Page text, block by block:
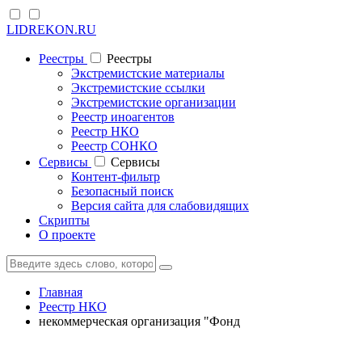
LIDREKON.RU
Реестры
Реестры
Экстремистские материалы
Экстремистские ссылки
Экстремистские организации
Реестр иноагентов
Реестр НКО
Реестр СОНКО
Cервисы
Cервисы
Контент-фильтр
Безопасный поиск
Версия сайта для слабовидящих
Скрипты
О проекте
Главная
Реестр НКО
некоммерческая организация "Фонд